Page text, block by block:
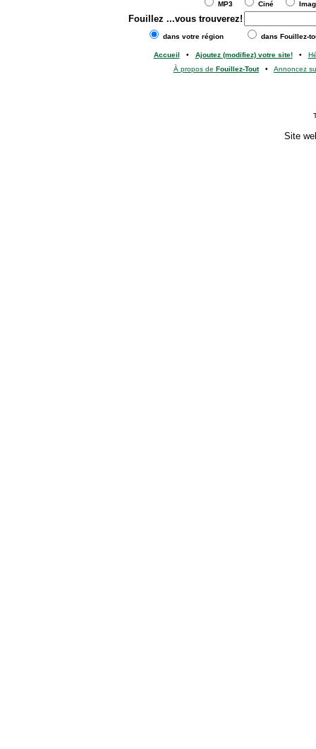
MP3 Ciné
Fouillez ...vous trouverez!
dans votre région dans Fouillez-
Accueil • Ajoutez (modifiez) votre site!•
À propos de Fouillez-Tout• Annoncez
Site